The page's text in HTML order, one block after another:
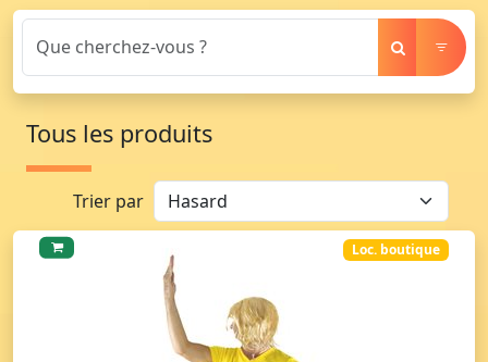
Tous les produits
Trier par
Loc. boutique